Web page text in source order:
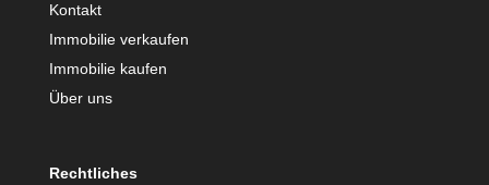
Kontakt
Immobilie verkaufen
Immobilie kaufen
Über uns
Rechtliches